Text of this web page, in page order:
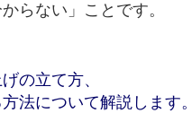
らない」ことです。
の立て方、
法について解説します。